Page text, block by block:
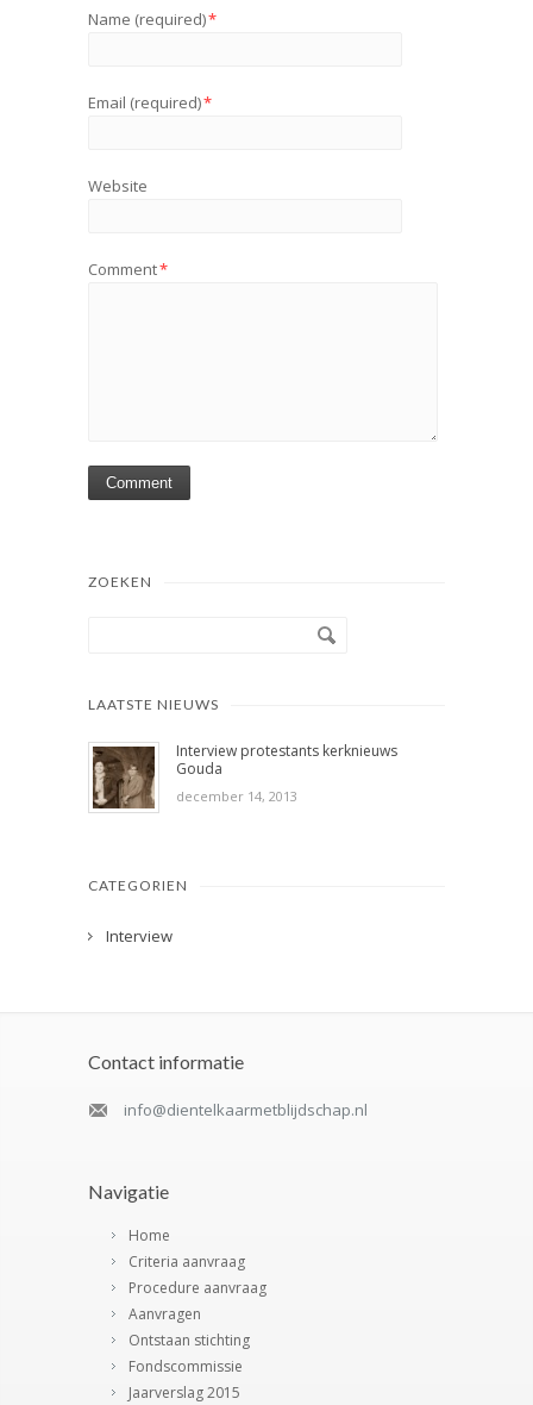
Name (required)*
Email (required)*
Website
Comment*
ZOEKEN
LAATSTE NIEUWS
Interview protestants kerknieuws
Gouda
december 14, 2013
CATEGORIEN
Interview
Contact informatie
info@dientelkaarmetblijdschap.nl
Navigatie
Home
Criteria aanvraag
Procedure aanvraag
Aanvragen
Ontstaan stichting
Fondscommissie
Jaarverslag 2015